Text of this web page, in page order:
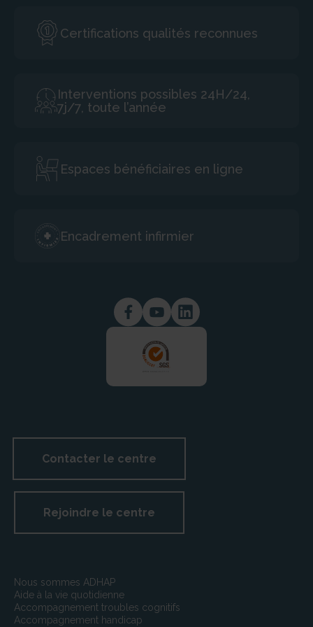
Certifications qualités reconnues
Interventions possibles 24H/24,
7j/7, toute l’année
Espaces bénéficiaires en ligne
Encadrement infirmier
Contacter le centre
Rejoindre le centre
Nous sommes ADHAP
Aide à la vie quotidienne
Accompagnement troubles cognitifs
Accompagnement handicap